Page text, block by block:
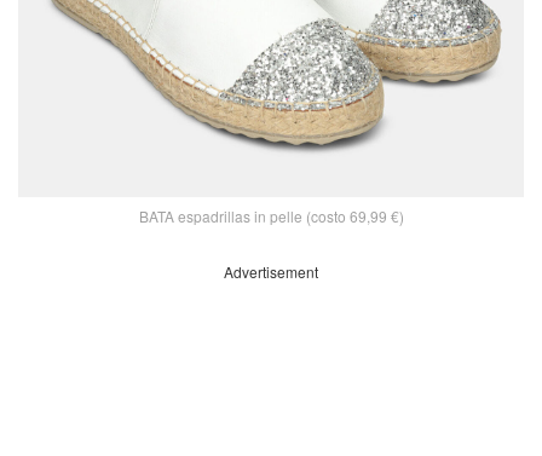
BATA espadrillas in pelle (costo 69,99 €)
Advertisement